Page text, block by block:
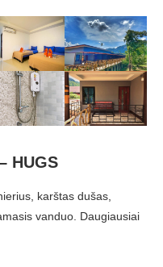
HUGS
karštas dušas,
vanduo. Daugiausiai